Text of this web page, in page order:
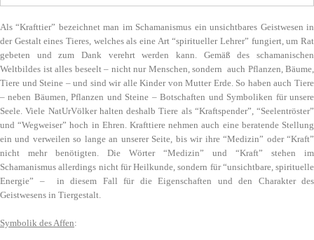
Als “Krafttier” bezeichnet man im Schamanismus ein unsichtbares Geistwesen in
der Gestalt eines Tieres, welches als eine Art “spiritueller Lehrer” fungiert, um Rat
gebeten und zum Dank verehrt werden kann. Gemäß des schamanischen
Weltbildes ist alles beseelt – nicht nur Menschen, sondern auch Pflanzen, Bäume,
Tiere und Steine – und sind wir alle Kinder von Mutter Erde. So haben auch Tiere
– neben Bäumen, Pflanzen und Steine – Botschaften und Symboliken für unsere
Seele. Viele NatUrVölker halten deshalb Tiere als “Kraftspender”, “Seelentröster”
und “Wegweiser” hoch in Ehren. Krafttiere nehmen auch eine beratende Stellung
ein und verweilen so lange an unserer Seite, bis wir ihre “Medizin” oder “Kraft”
nicht mehr benötigten. Die Wörter “Medizin” und “Kraft” stehen im
Schamanismus allerdings nicht für Heilkunde, sondern für “unsichtbare, spirituelle
Energie” – in diesem Fall für die Eigenschaften und den Charakter des
Geistwesens in Tiergestalt.
Symbolik des Affen: